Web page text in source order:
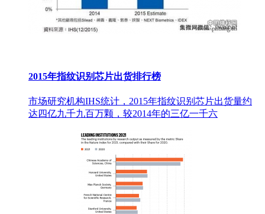
2015年指纹识别芯片出货排行榜
市场研究机构IHS统计，2015年指纹识别芯片出货量约
达四亿九千九百万颗，较2014年的三亿一千六